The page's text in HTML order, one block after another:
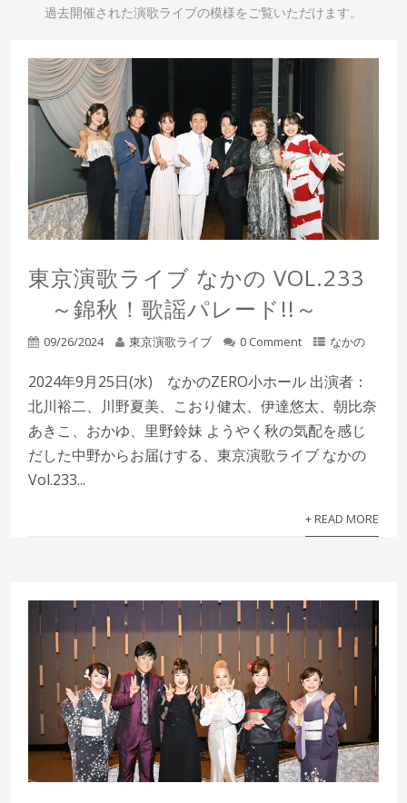
過去開催された演歌ライブの模様をご覧いただけます。
東京演歌ライブ なかの VOL.233
～錦秋！歌謡パレード!!～
09/26/2024 東京演歌ライブ 0 Comment なかの
2024年9月25日(水) なかのZERO小ホール 出演者：
北川裕二、川野夏美、こおり健太、伊達悠太、朝比奈
あきこ、おかゆ、里野鈴妹 ようやく秋の気配を感じ
だした中野からお届けする、東京演歌ライブ なかの
Vol.233...
+ READ MORE